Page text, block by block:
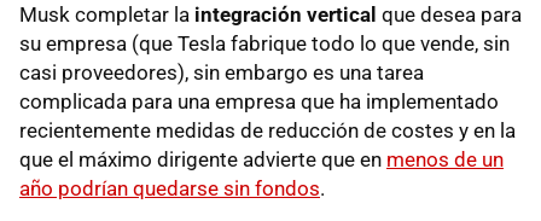
Musk completar la integración vertical que desea para
su empresa (que Tesla fabrique todo lo que vende, sin
casi proveedores), sin embargo es una tarea
complicada para una empresa que ha implementado
recientemente medidas de reducción de costes y en la
que el máximo dirigente advierte que en menos de un
año podrían quedarse sin fondos.